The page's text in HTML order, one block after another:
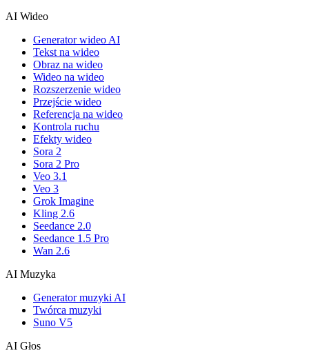
AI Wideo
Generator wideo AI
Tekst na wideo
Obraz na wideo
Wideo na wideo
Rozszerzenie wideo
Przejście wideo
Referencja na wideo
Kontrola ruchu
Efekty wideo
Sora 2
Sora 2 Pro
Veo 3.1
Veo 3
Grok Imagine
Kling 2.6
Seedance 2.0
Seedance 1.5 Pro
Wan 2.6
AI Muzyka
Generator muzyki AI
Twórca muzyki
Suno V5
AI Głos